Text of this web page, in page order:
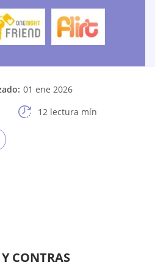
01 ene 2026
12 lectura mín
CONTRAS